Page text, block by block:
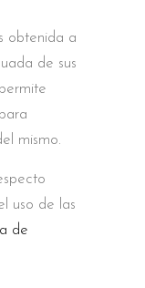
obtenida a
de sus
mismo.
uso de las
de